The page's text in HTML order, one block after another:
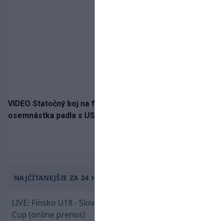
VIDEO Statočný boj na finále nestačil: Slovenská
osemnástka padla s USA a zabojuje o bronz
NAJČÍTANEJŠIE ZA 24 HODÍN
LIVE: Fínsko U18 - Slovensko U18 / Hlinka-Gretzky
Cup (online prenos)